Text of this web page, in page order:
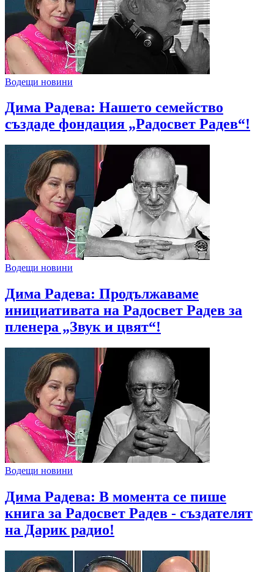
Водещи новини
Дима Радева: Нашето семейство
създаде фондация „Радосвет Радев“!
Водещи новини
Дима Радева: Продължаваме
инициативата на Радосвет Радев за
пленера „Звук и цвят“!
Водещи новини
Дима Радева: В момента се пише
книга за Радосвет Радев - създателят
на Дарик радио!